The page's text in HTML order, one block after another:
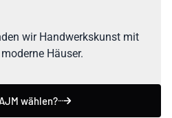
wählen?
wir Handwerkskunst mit
Häuser.